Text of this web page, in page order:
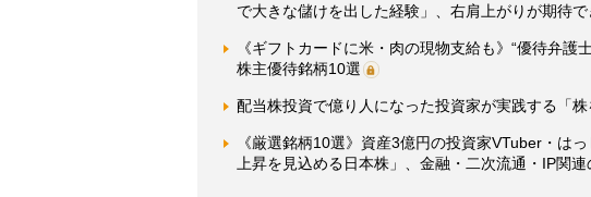
で大きな儲けを出した経験」、右肩上がりが期待で
《ギフトカードに米・肉の現物支給も》“優待弁
株主優待銘柄10選
配当株投資で億り人になった投資家が実践する「株
《厳選銘柄10選》資産3億円の投資家VTuber・は
上昇を見込める日本株」、金融・二次流通・IP関